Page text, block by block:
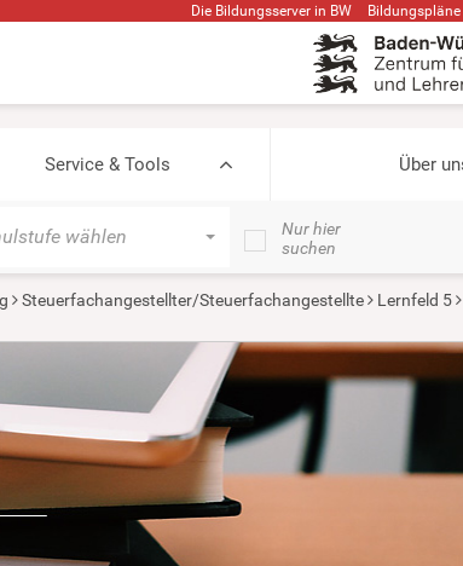
Die Bildungsserver in BW Bildungspläne
Service & Tools Über
wählen
Nur hier
suchen
Steuerfachangestellter/Steuerfachangestellte Lernfeld 5